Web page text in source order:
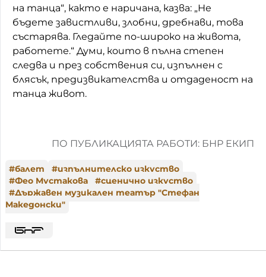
на танца“, както е наричана, казва: „Не
бъдете завистливи, злобни, дребнави, това
състарява. Гледайте по-широко на живота,
работете.“ Думи, които в пълна степен
следва и през собствения си, изпълнен с
блясък, предизвикателства и отдаденост на
танца живот.
ПО ПУБЛИКАЦИЯТА РАБОТИ: БНР ЕКИП
#балет #изпълнителско изкуство
#Фео Мустакова #сценично изкуство
#Държавен музикален театър "Стефан
Македонски"